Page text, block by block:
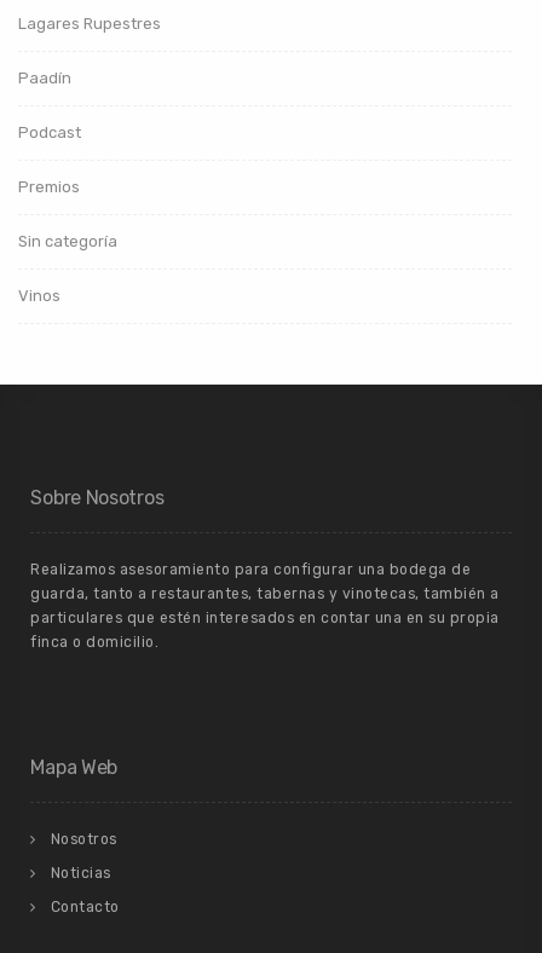
Lagares Rupestres
Paadín
Podcast
Premios
Sin categoría
Vinos
Sobre Nosotros
Realizamos asesoramiento para configurar una bodega de
guarda, tanto a restaurantes, tabernas y vinotecas, también a
particulares que estén interesados en contar una en su propia
finca o domicilio.
Mapa Web
Nosotros
Noticias
Contacto